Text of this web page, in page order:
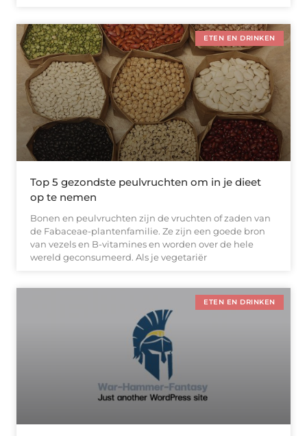
ETEN EN DRINKEN
Top 5 gezondste peulvruchten om in je dieet
op te nemen
Bonen en peulvruchten zijn de vruchten of zaden van
de Fabaceae-plantenfamilie. Ze zijn een goede bron
van vezels en B-vitamines en worden over de hele
wereld geconsumeerd. Als je vegetariër
ETEN EN DRINKEN